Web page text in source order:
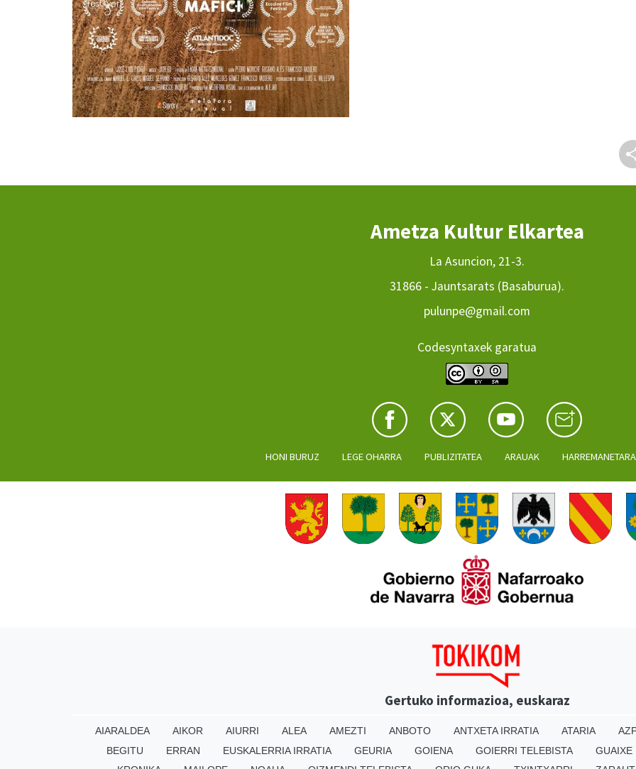
Ametza Kultur Elkartea
La Asuncion, 21-3.
31866 - Jauntsarats (Basaburua).
pulunpe@gmail.com
Codesyntaxek garatua
HONI BURUZ LEGE OHARRA PUBLIZITATEA ARAUAK
Gertuko informazioa, euskaraz
AIARALDEA AIKOR AIURRI ALEA AMEZTI ANBOTO ANTXETA IRRATIA ATARIA
BEGITU
ERRAN EUSKALERRIA IRRATIA GEURIA GOIENA GOIERRI TELEBISTA
GUAIXE